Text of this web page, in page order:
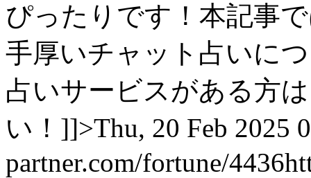
ぴったりです！本記事
手厚いチャット占いに
占いサービスがある方
い！]]>Thu, 20 Feb 2025
partner.com/fortune/4436